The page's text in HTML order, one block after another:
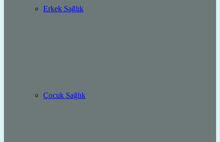
Erkek Sağlık
Çocuk Sağlık